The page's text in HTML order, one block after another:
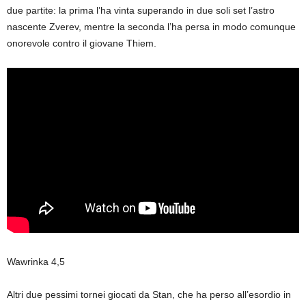
due partite: la prima l’ha vinta superando in due soli set l’astro
nascente Zverev, mentre la seconda l’ha persa in modo comunque
onorevole contro il giovane Thiem.
Wawrinka 4,5
Altri due pessimi tornei giocati da Stan, che ha perso all’esordio in